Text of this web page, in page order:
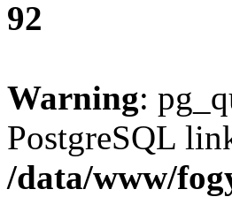
92
Warning:
PostgreSQL
/data/www/